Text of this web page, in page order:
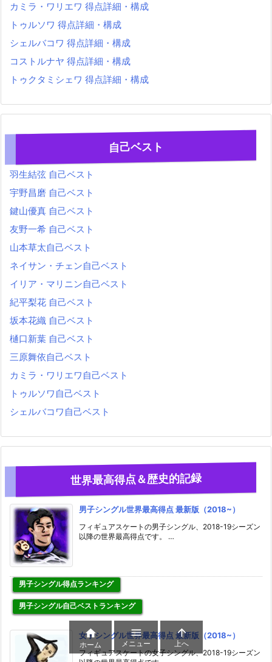
カミラ・ワリエワ 得点詳細・構成
トゥルソワ 得点詳細・構成
シェルバコワ 得点詳細・構成
コストルナヤ 得点詳細・構成
トゥクタミシェワ 得点詳細・構成
自己ベスト
羽生結弦 自己ベスト
宇野昌磨 自己ベスト
鍵山優真 自己ベスト
友野一希 自己ベスト
山本草太自己ベスト
ネイサン・チェン自己ベスト
イリア・マリニン自己ベスト
紀平梨花 自己ベスト
坂本花織 自己ベスト
樋口新葉 自己ベスト
三原舞依自己ベスト
カミラ・ワリエワ自己ベスト
トゥルソワ自己ベスト
シェルバコワ自己ベスト
世界最高得点＆歴史的記録
男子シングル世界最高得点 最新版（2018~）
フィギュアスケートの男子シングル、2018-19シーズン
以降の世界最高得点です。 …
男子シングル得点ランキング
男子シングル自己ベストランキング
女子シングル世界最高得点 最新版（2018~）
フィギュアスケートの女子シングル、2018-19シーズン

ホーム

メニュー

上へ